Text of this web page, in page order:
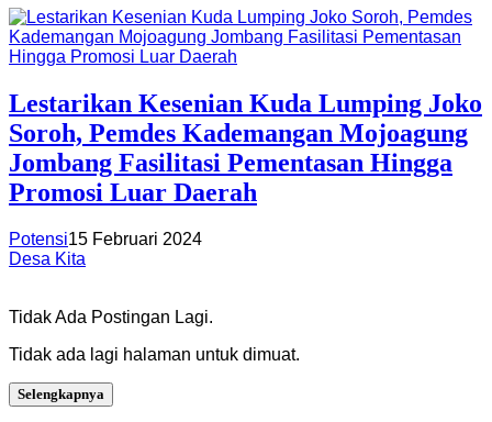
Lestarikan Kesenian Kuda Lumping Joko
Soroh, Pemdes Kademangan Mojoagung
Jombang Fasilitasi Pementasan Hingga
Promosi Luar Daerah
Potensi15 Februari 2024
Desa Kita
Tidak Ada Postingan Lagi.
Tidak ada lagi halaman untuk dimuat.
Selengkapnya